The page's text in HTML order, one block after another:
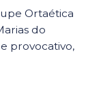
Ortaética
do
provocativo,